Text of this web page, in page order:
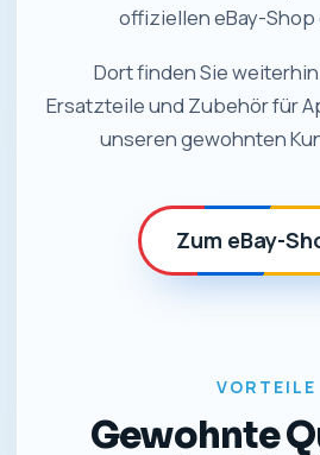
offiziellen eBay-
Dort finden Sie
Ersatzteile und Zubehör für
unseren gewohnten
Zum eBay-
VORTEILE
Gewohnte